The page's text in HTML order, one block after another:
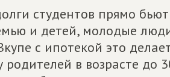
студентов прямо
и детей, молодые
с ипотекой это
родителей в возрасте до